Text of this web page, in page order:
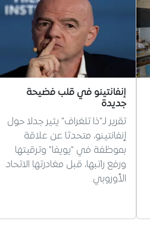
إنفانتينو في قلب فضيحة
جديدة
تقرير لـ"ذا تلغراف" يثير جدلا حول
إنفانتينو، متحدثا عن علاقة
بموظفة في "يويفا" وترقيتها
ورفع راتبها، قبل مغادرتها الاتحاد
الأوروبي.